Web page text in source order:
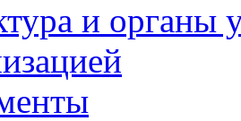
и органы